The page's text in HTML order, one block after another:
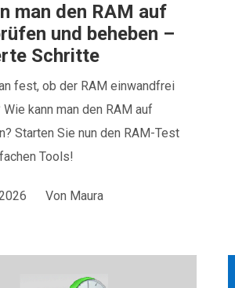
man den RAM auf
und beheben –
Schritte
fest, ob der RAM einwandfrei
kann man den RAM auf
Starten Sie nun den RAM-Test
Tools!
Von Maura